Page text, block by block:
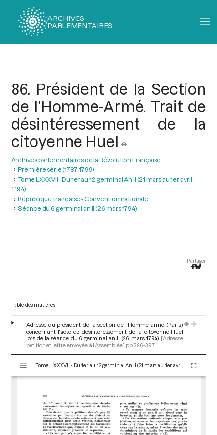
ARCHIVES
PARLEMENTAIRES
86. Président de la Section
de l’Homme-Armé. Trait de
désintéressement de la
citoyenne Huel
Archives parlementaires de la Révolution Française
Première série (1787-1799)
Tome LXXXVII - Du 1er au 12 germinal An II (21 mars au 1er avril
1794)
République française - Convention nationale
Séance du 6 germinal an II (26 mars 1794)
Partager
Table des matières
Adresse du président de la section de l'Homme armé (Paris),
concernant l'acte de désintéressement de la citoyenne Huel,
lors de la séance du 6 germinal an II (26 mars 1794) [Adresse,
pétition et lettre envoyée à l’Assemblée] pp.396-397
s